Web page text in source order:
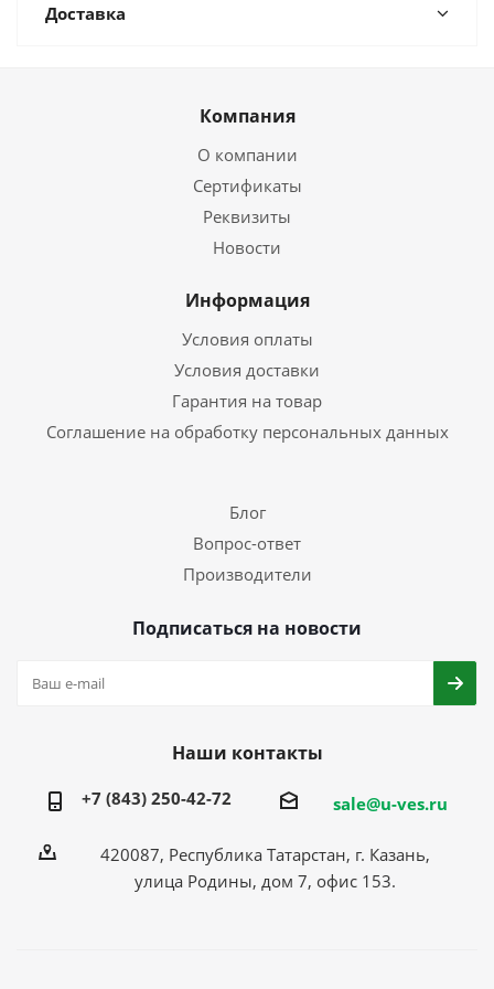
Доставка
Компания
О компании
Сертификаты
Реквизиты
Новости
Информация
Условия оплаты
Условия доставки
Гарантия на товар
Соглашение на обработку персональных данных
Блог
Вопрос-ответ
Производители
Подписаться на новости
Наши контакты
+7 (843) 250-42-72 sale@u-ves.ru
420087, Республика Татарстан, г. Казань,
улица Родины, дом 7, офис 153.